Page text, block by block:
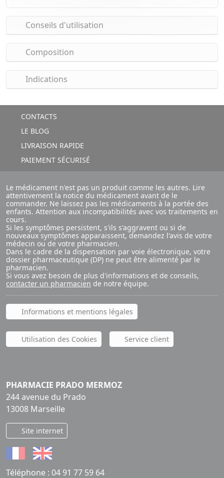
Conseils d'utilisation
Composition
Indications
CONTACTS
LE BLOG
LIVRAISON RAPIDE
PAIEMENT SÉCURISÉ
Le médicament n'est pas un produit comme les autres. Lire
attentivement la notice du médicament avant de le
commander. Ne laissez pas les médicaments à la portée des
enfants. Attention aux incompatibilités avec vos traitements en
cours.
Si les symptômes persistent, s'ils s'aggravent ou si de
nouveaux symptômes apparaissent, demandez l'avis de votre
médecin ou de votre pharmacien.
Dans le cadre de la dispensation par voie électronique, votre
dossier pharmaceutique (DP) ne peut être alimenté par le
pharmacien.
Si vous avez besoin de plus d'informations et de conseils,
contacter un pharmacien de notre équipe.
Informations et mentions légales
Utilisation des Cookies Service client
PHARMACIE PRADO MERMOZ
244 avenue du Prado
13008 Marseille
Site internet
Téléphone : 04 91 77 59 64